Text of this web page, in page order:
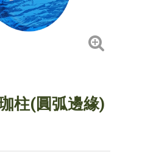
柱(圓弧邊緣)